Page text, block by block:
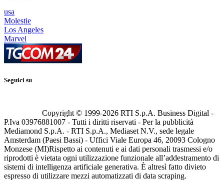
usa
Molestie
Los Angeles
Marvel
Seguici su
Copyright © 1999-2026 RTI S.p.A. Business Digital -
P.Iva 03976881007 - Tutti i diritti riservati - Per la pubblicità
Mediamond S.p.A. - RTI S.p.A., Mediaset N.V., sede legale
Amsterdam (Paesi Bassi) - Uffici Viale Europa 46, 20093 Cologno
Monzese (MI)Rispetto ai contenuti e ai dati personali trasmessi e/o
riprodotti è vietata ogni utilizzazione funzionale all’addestramento di
sistemi di intelligenza artificiale generativa. È altresì fatto divieto
espresso di utilizzare mezzi automatizzati di data scraping.